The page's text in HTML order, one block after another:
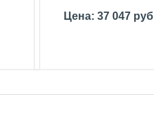
Цена: 37 047 руб